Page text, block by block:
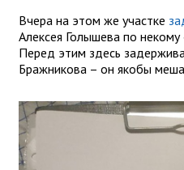
Вчера на этом же участке
Алексея Голышева по
Перед этим здесь
Бражникова – он якобы